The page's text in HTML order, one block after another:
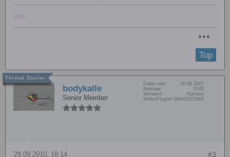
Zen...
Top
bodykalle
Senior Member
Dabei seit:
26.08.2007
Beiträge:
5745
Vorname:
Karsten
Wohn/Flugort: SMACKZONE
#3
28.09.2010, 18:14